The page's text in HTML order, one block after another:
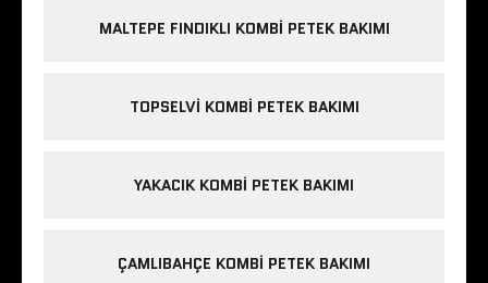
MALTEPE FINDIKLI KOMBI PETEK BAKIMI
TOPSELVI KOMBI PETEK BAKIMI
YAKACIK KOMBI PETEK BAKIMI
ÇAMLIBAHÇE KOMBI PETEK BAKIMI